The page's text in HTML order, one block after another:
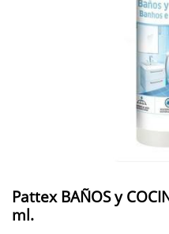
Pattex BAÑOS y
ml.